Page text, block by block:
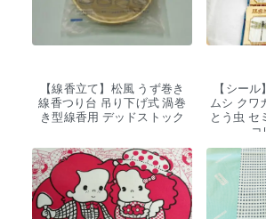
【線香立て】松風 うず巻き
線香つり台 吊り下げ式 渦巻
き型線香用 デッドストック
【シー
ムシ クワ
とう虫 セ
コ